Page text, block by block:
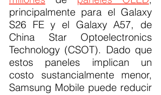
principalmente para el Galaxy
S26 FE y el Galaxy A57, de
China Star Optoelectronics
Technology (CSOT). Dado que
estos paneles implican un
costo sustancialmente menor,
Samsung Mobile puede reducir